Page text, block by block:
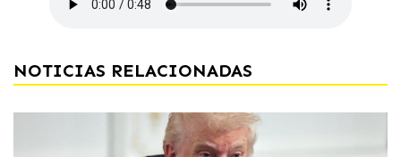
NOTICIAS RELACIONADAS